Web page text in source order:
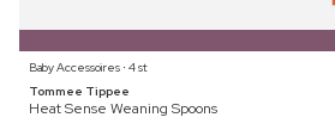
Baby Accessoires ⋅ 4 st
Tommee Tippee
Heat Sense Weaning Spoons